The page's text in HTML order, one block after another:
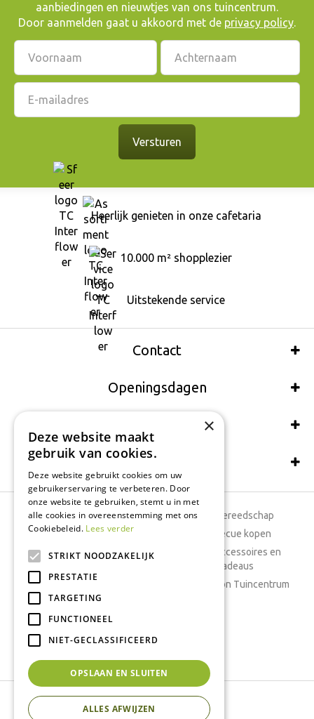
aanbiedingen en nieuwtjes van ons tuincentrum.
Door aanmelden gaat u akkoord met de privacy policy.
Heerlijk genieten in onze cafetaria
10.000 m² shopplezier
Uitstekende service
Contact
Openingsdagen
Wij accepteren ook:
Schrijf een recensie
Tuincentrum
Dierenwinkel
Tuinplanten
Tuingereedschap
Barbecue kopen
Woonaccessoires en
cadeaus
Cadeaubon Tuincentrum
Kamerplanten
Moestuin
Boeketten
Tuincentrum Interflower
×
Deze website maakt
gebruik van cookies.
Deze website gebruikt cookies om uw
gebruikerservaring te verbeteren. Door
onze website te gebruiken, stemt u in met
alle cookies in overeenstemming met ons
Cookiebeleid. Lees verder
STRIKT NOODZAKELIJK
PRESTATIE
TARGETING
FUNCTIONEEL
NIET-GECLASSIFICEERD
OPSLAAN EN SLUITEN
ALLES AFWIJZEN